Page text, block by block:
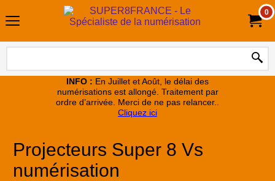
0
INFO : En Juillet et Août, le délai des
numérisations est allongé. Traitement par
ordre d’arrivée. Merci de ne pas relancer..
Cliquez ici
Projecteurs Super 8 Vs
numérisation